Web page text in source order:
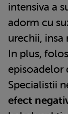
intensiva a
adorm cu
urechii, insa
In plus,
episoadelor
Specialistii
efect